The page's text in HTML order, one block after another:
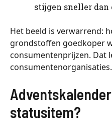
stijgen sneller
Het beeld is verwarrend:
grondstoffen goedkoper
consumentenprijzen. Dat
consumentenorganisaties.
statusitem?